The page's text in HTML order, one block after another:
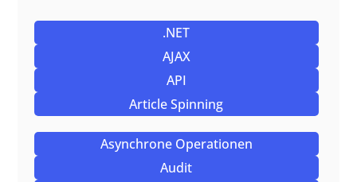
.NET
AJAX
API
Article Spinning
Asynchrone Operationen
Audit